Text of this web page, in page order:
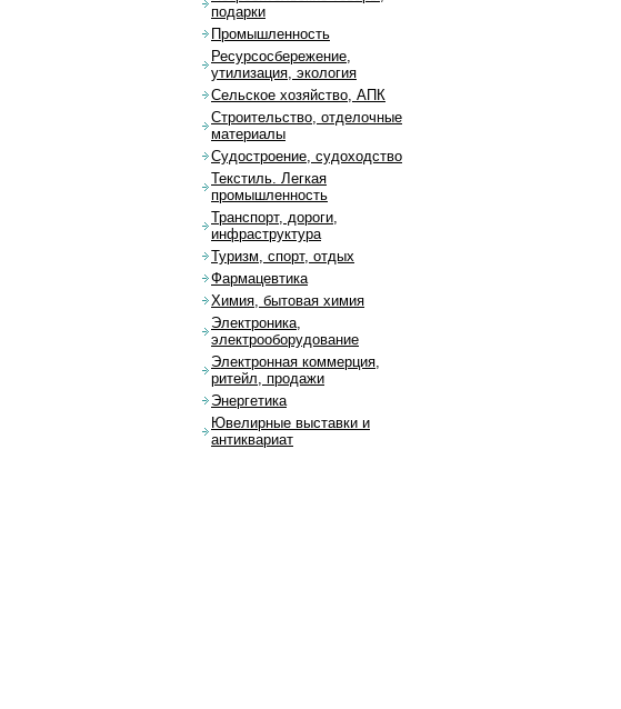
подарки
Промышленность
Ресурсосбережение,
утилизация, экология
Сельское хозяйство, АПК
Строительство, отделочные
материалы
Судостроение, судоходство
Текстиль. Легкая
промышленность
Транспорт, дороги,
инфраструктура
Туризм, спорт, отдых
Фармацевтика
Химия, бытовая химия
Электроника,
электрооборудование
Электронная коммерция,
ритейл, продажи
Энергетика
Ювелирные выставки и
антиквариат